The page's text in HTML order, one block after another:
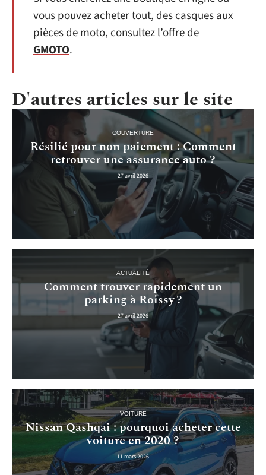
vous pouvez acheter tout, des casques aux
pièces de moto, consultez l’offre de
GMOTO.
D'autres articles sur le site
COUVERTURE
Résilié pour non paiement : Comment
retrouver une assurance auto ?
27 avril 2026
ACTUALITÉ
Comment trouver rapidement un
parking à Roissy ?
27 avril 2026
VOITURE
Nissan Qashqai : pourquoi acheter cette
voiture en 2020 ?
11 mars 2026